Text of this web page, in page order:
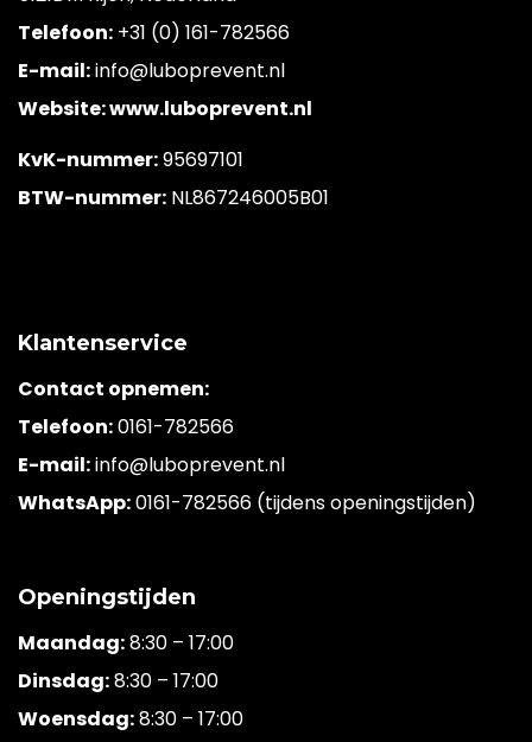
Telefoon: +31 (0) 161-782566
E-mail:info@luboprevent.nl
Website: www.luboprevent.nl
KvK-nummer:95697101
BTW-nummer: NL867246005B01
Klantenservice
Contact opnemen:
Telefoon:0161-782566
E-mail:info@luboprevent.nl
WhatsApp:0161-782566 (tijdens openingstijden)
Openingstijden
Maandag:8:30 – 17:00
Dinsdag:8:30 – 17:00
Woensdag:8:30 – 17:00